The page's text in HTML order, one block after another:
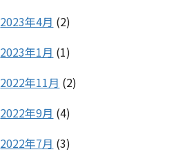
2023年4月 (2)
2023年1月 (1)
2022年11月 (2)
2022年9月 (4)
2022年7月 (3)